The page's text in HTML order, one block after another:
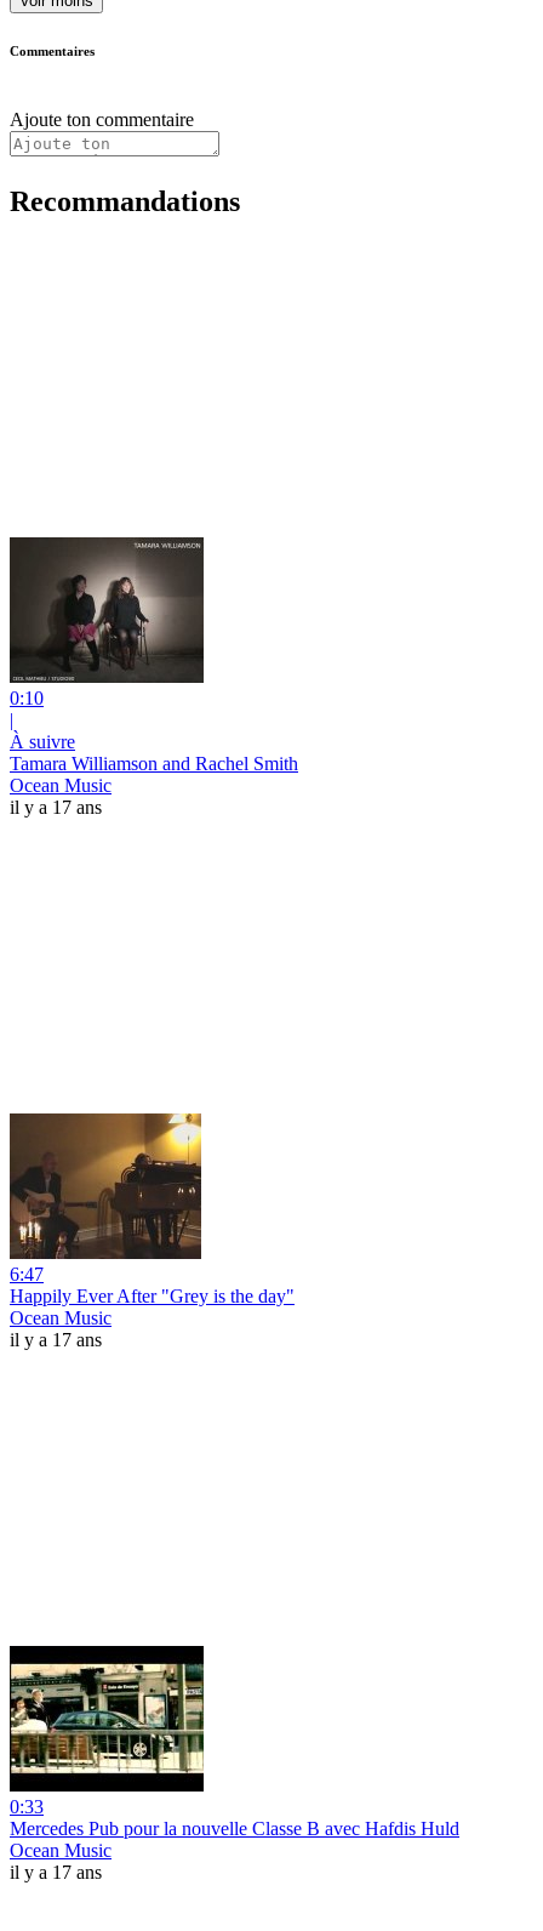
Commentaires
Ajoute ton commentaire
Recommandations
0:10
|
À suivre
Tamara Williamson and Rachel Smith
Ocean Music
il y a 17 ans
6:47
Happily Ever After "Grey is the day"
Ocean Music
il y a 17 ans
0:33
Mercedes Pub pour la nouvelle Classe B avec Hafdis Huld
Ocean Music
il y a 17 ans